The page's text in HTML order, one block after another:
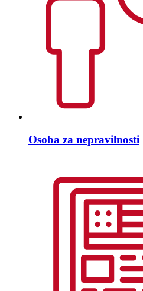
Osoba za nepravilnosti